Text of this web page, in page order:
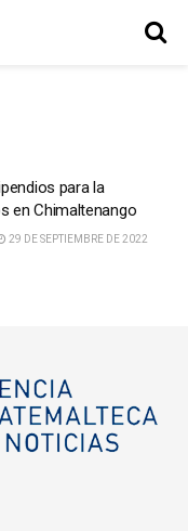
para la
en Chimaltenango
29 DE SEPTIEMBRE DE 2022